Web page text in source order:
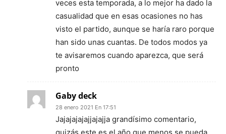
veces esta temporada, a lo mejor ha dado la
casualidad que en esas ocasiones no has
visto el partido, aunque se haría raro porque
han sido unas cuantas. De todos modos ya
te avisaremos cuando aparezca, que será
pronto
Gaby deck
28 enero 2021 En 17:51
Jajajajajajjajajja grandísimo comentario,